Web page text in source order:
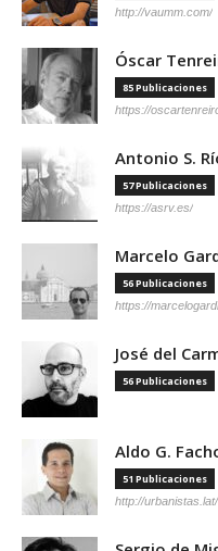
http://vaumm.com/
Óscar
85 Publicaciones
https://
Antonio S.
57 Publicaciones
https://asrv.es/
Marcelo
56 Publicaciones
https://
José del
56 Publicaciones
Aldo G.
51 Publicaciones
http://urbanistas.lat/